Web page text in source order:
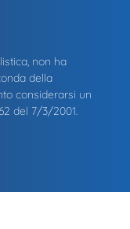
non ha
della
considerarsi un
del 7/3/2001.